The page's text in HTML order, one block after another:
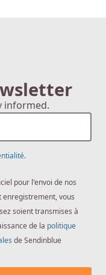
informed.
.
pour l'envoi de nos
vous
soient transmises à
de la politique
de Sendinblue